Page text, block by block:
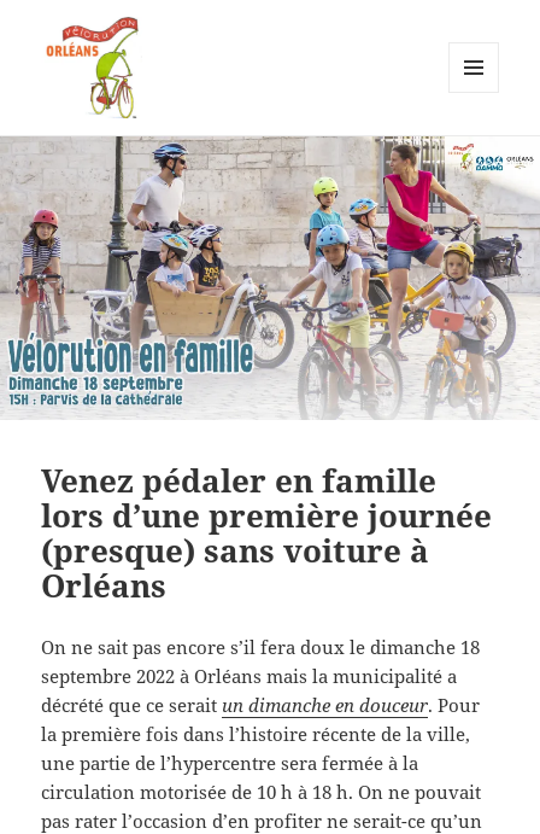
Vélorution Orléans
WIDGETS
Venez pédaler en famille
lors d’une première journée
(presque) sans voiture à
Orléans
On ne sait pas encore s’il fera doux le dimanche 18
septembre 2022 à Orléans mais la municipalité a
décrété que ce serait un dimanche en douceur. Pour
la première fois dans l’histoire récente de la ville,
une partie de l’hypercentre sera fermée à la
circulation motorisée de 10 h à 18 h. On ne pouvait
pas rater l’occasion d’en profiter ne serait-ce qu’un